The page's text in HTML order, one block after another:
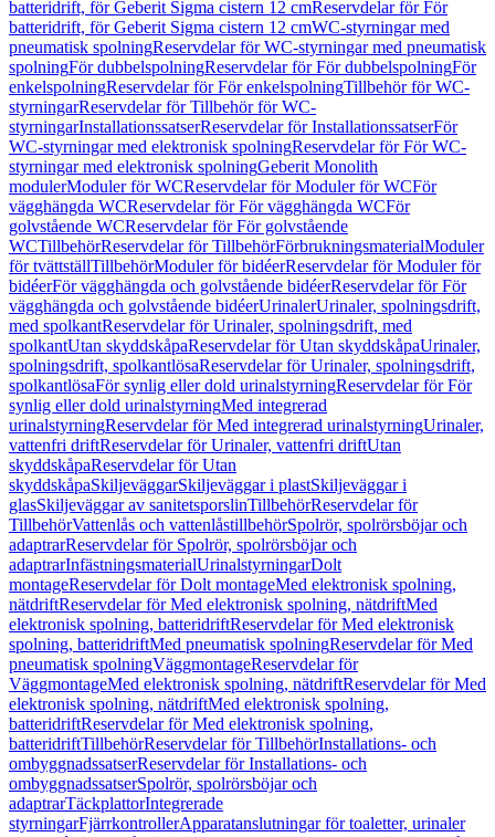
batteridrift, för Geberit Sigma cistern 12 cmReservdelar för För
batteridrift, för Geberit Sigma cistern 12 cmWC-styrningar med
pneumatisk spolningReservdelar för WC-styrningar med pneumatisk
spolningFör dubbelspolningReservdelar för För dubbelspolningFör
enkelspolningReservdelar för För enkelspolningTillbehör för WC-
styrningarReservdelar för Tillbehör för WC-
styrningarInstallationssatserReservdelar för InstallationssatserFör
WC-styrningar med elektronisk spolningReservdelar för För WC-
styrningar med elektronisk spolningGeberit Monolith
modulerModuler för WCReservdelar för Moduler för WCFör
vägghängda WCReservdelar för För vägghängda WCFör
golvstående WCReservdelar för För golvstående
WCTillbehörReservdelar för TillbehörFörbrukningsmaterialModuler
för tvättställTillbehörModuler för bidéerReservdelar för Moduler för
bidéerFör vägghängda och golvstående bidéerReservdelar för För
vägghängda och golvstående bidéerUrinalerUrinaler, spolningsdrift,
med spolkantReservdelar för Urinaler, spolningsdrift, med
spolkantUtan skyddskåpaReservdelar för Utan skyddskåpaUrinaler,
spolningsdrift, spolkantlösaReservdelar för Urinaler, spolningsdrift,
spolkantlösaFör synlig eller dold urinalstyrningReservdelar för För
synlig eller dold urinalstyrningMed integrerad
urinalstyrningReservdelar för Med integrerad urinalstyrningUrinaler,
vattenfri driftReservdelar för Urinaler, vattenfri driftUtan
skyddskåpaReservdelar för Utan
skyddskåpaSkiljeväggarSkiljeväggar i plastSkiljeväggar i
glasSkiljeväggar av sanitetsporslinTillbehörReservdelar för
TillbehörVattenlås och vattenlåstillbehörSpolrör, spolrörsböjar och
adaptrarReservdelar för Spolrör, spolrörsböjar och
adaptrarInfästningsmaterialUrinalstyrningarDolt
montageReservdelar för Dolt montageMed elektronisk spolning,
nätdriftReservdelar för Med elektronisk spolning, nätdriftMed
elektronisk spolning, batteridriftReservdelar för Med elektronisk
spolning, batteridriftMed pneumatisk spolningReservdelar för Med
pneumatisk spolningVäggmontageReservdelar för
VäggmontageMed elektronisk spolning, nätdriftReservdelar för Med
elektronisk spolning, nätdriftMed elektronisk spolning,
batteridriftReservdelar för Med elektronisk spolning,
batteridriftTillbehörReservdelar för TillbehörInstallations- och
ombyggnadssatserReservdelar för Installations- och
ombyggnadssatserSpolrör, spolrörsböjar och
adaptrarTäckplattorIntegrerade
styrningarFjärrkontrollerApparatanslutningar för toaletter, urinaler